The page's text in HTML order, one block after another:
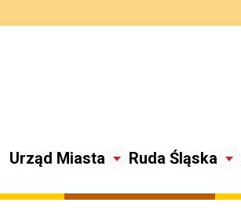
Urząd Miasta Ruda Śląska